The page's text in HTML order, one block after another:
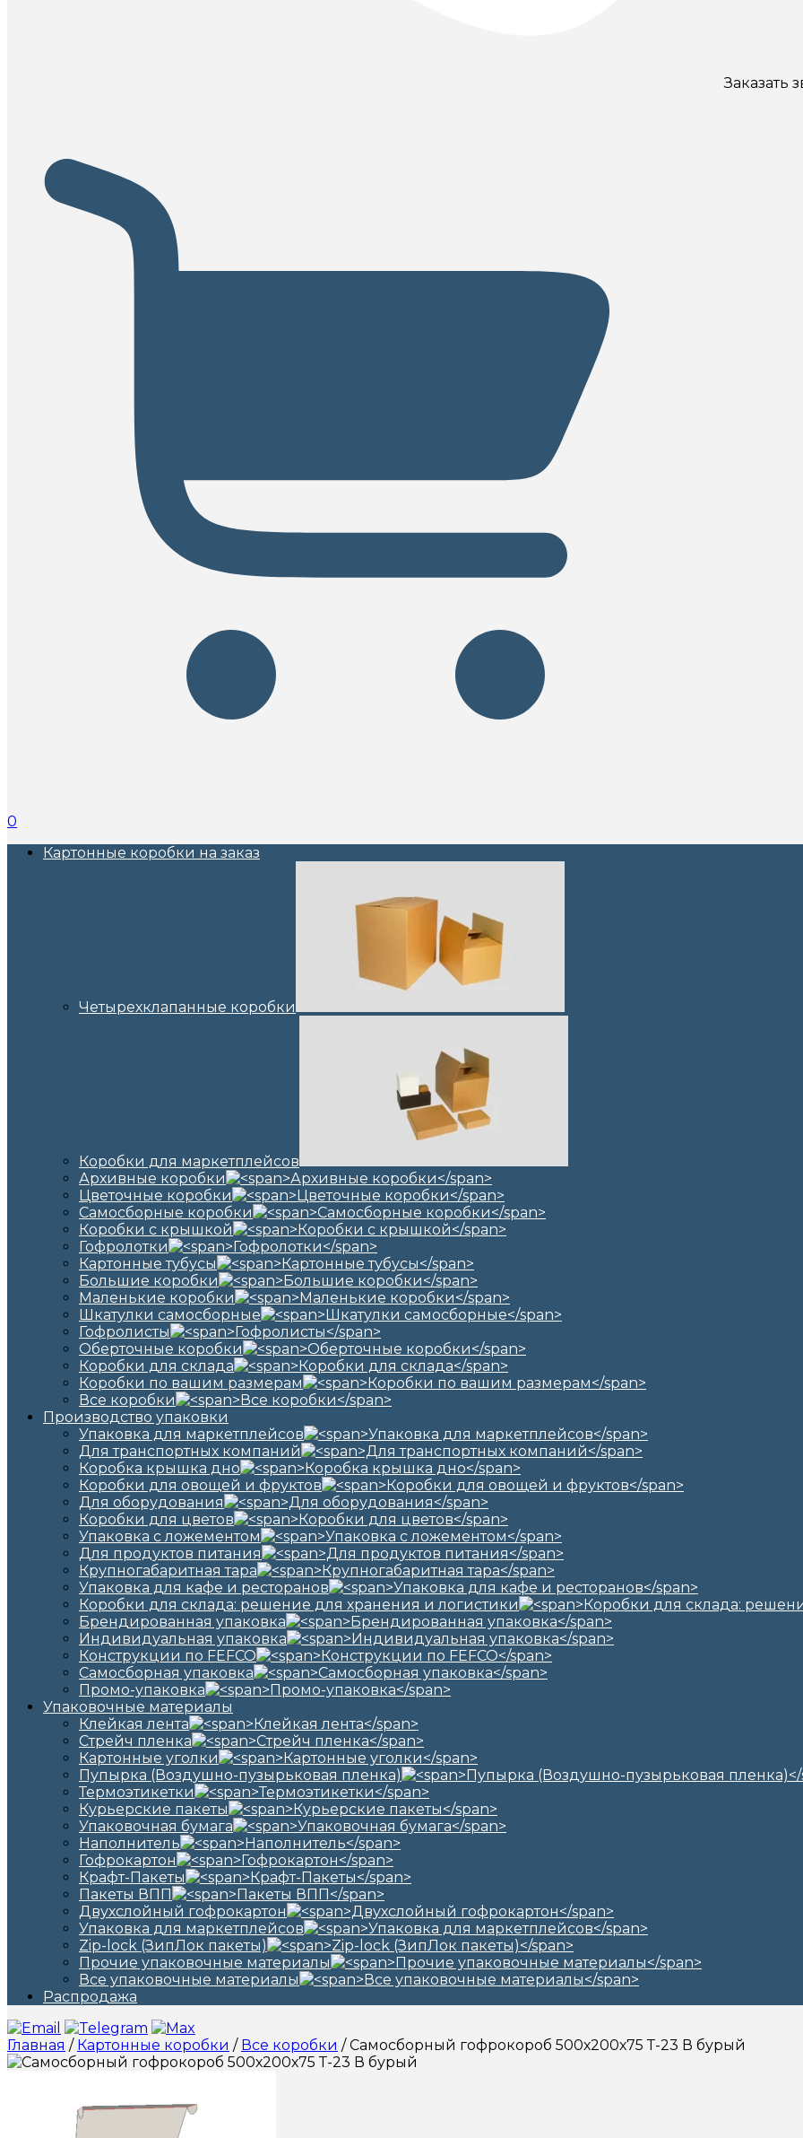
Заказать
0
Картонные коробки на заказ
Четырехклапанные коробки
Коробки для маркетплейсов
Архивные коробки
Цветочные коробки
Самосборные коробки
Коробки с крышкой
Гофролотки
Картонные тубусы
Большие коробки
Маленькие коробки
Шкатулки самосборные
Гофролисты
Оберточные коробки
Коробки для склада
Коробки по вашим размерам
Все коробки
Производство упаковки
Упаковка для маркетплейсов
Для транспортных компаний
Коробка крышка дно
Коробки для овощей и фруктов
Для оборудования
Коробки для цветов
Упаковка с ложементом
Для продуктов питания
Крупногабаритная тара
Упаковка для кафе и ресторанов
Коробки для склада: решение для хранения и логистики
Брендированная упаковка
Индивидуальная упаковка
Конструкции по FEFCO
Самосборная упаковка
Промо-упаковка
Упаковочные материалы
Клейкая лента
Стрейч пленка
Картонные уголки
Пупырка (Воздушно-пузырьковая пленка)
Термоэтикетки
Курьерские пакеты
Упаковочная бумага
Наполнитель
Гофрокартон
Крафт-Пакеты
Пакеты ВПП
Двухслойный гофрокартон
Упаковка для маркетплейсов
Zip-lock (ЗипЛок пакеты)
Прочие упаковочные материалы
Все упаковочные материалы
Распродажа
Главная / Картонные коробки / Все коробки / Самосборный гофрокороб 500х200х75 Т-23 В бурый